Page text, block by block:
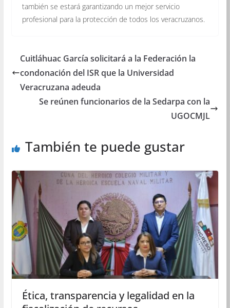
también se estará garantizando un mejor servicio
profesional para la protección de todos los veracruzanos.
Cuitláhuac García solicitará a la Federación la
condonación del ISR que la Universidad
Veracruzana adeuda
Se reúnen funcionarios de la Sedarpa con la
UGOCMJL
También te puede gustar
Ética, transparencia y legalidad en la